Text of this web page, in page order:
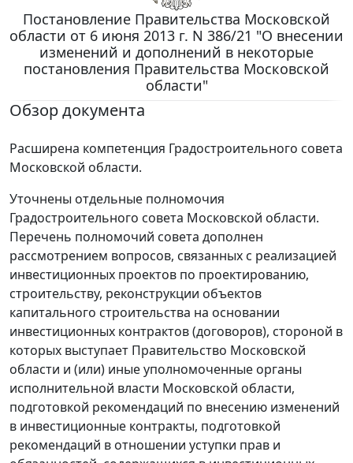
Постановление Правительства Московской
области от 6 июня 2013 г. N 386/21 "О внесении
изменений и дополнений в некоторые
постановления Правительства Московской
области"
Обзор документа
Расширена компетенция Градостроительного совета
Московской области.
Уточнены отдельные полномочия
Градостроительного совета Московской области.
Перечень полномочий совета дополнен
рассмотрением вопросов, связанных с реализацией
инвестиционных проектов по проектированию,
строительству, реконструкции объектов
капитального строительства на основании
инвестиционных контрактов (договоров), стороной в
которых выступает Правительство Московской
области и (или) иные уполномоченные органы
исполнительной власти Московской области,
подготовкой рекомендаций по внесению изменений
в инвестиционные контракты, подготовкой
рекомендаций в отношении уступки прав и